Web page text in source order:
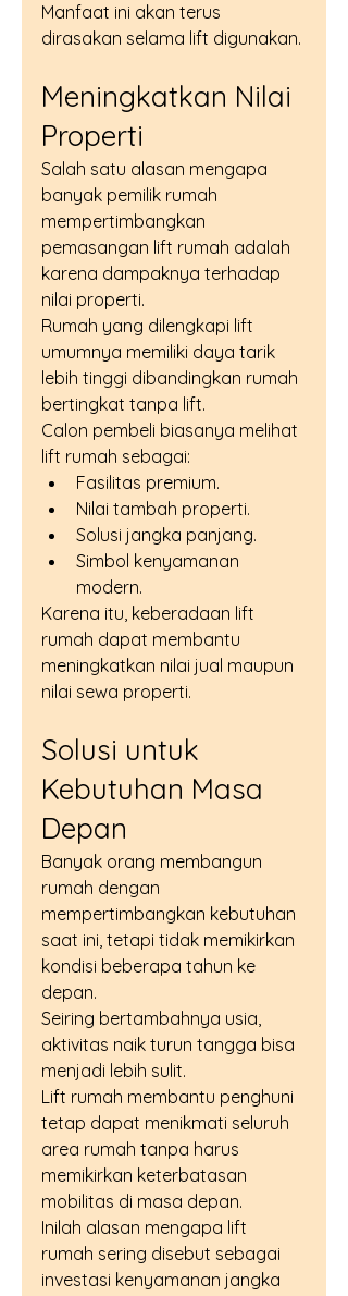
Manfaat ini akan terus
dirasakan selama lift digunakan.
Meningkatkan Nilai
Properti
Salah satu alasan mengapa
banyak pemilik rumah
mempertimbangkan
pemasangan lift rumah adalah
karena dampaknya terhadap
nilai properti.
Rumah yang dilengkapi lift
umumnya memiliki daya tarik
lebih tinggi dibandingkan rumah
bertingkat tanpa lift.
Calon pembeli biasanya melihat
lift rumah sebagai:
Fasilitas premium.
Nilai tambah properti.
Solusi jangka panjang.
Simbol kenyamanan
modern.
Karena itu, keberadaan lift
rumah dapat membantu
meningkatkan nilai jual maupun
nilai sewa properti.
Solusi untuk
Kebutuhan Masa
Depan
Banyak orang membangun
rumah dengan
mempertimbangkan kebutuhan
saat ini, tetapi tidak memikirkan
kondisi beberapa tahun ke
depan.
Seiring bertambahnya usia,
aktivitas naik turun tangga bisa
menjadi lebih sulit.
Lift rumah membantu penghuni
tetap dapat menikmati seluruh
area rumah tanpa harus
memikirkan keterbatasan
mobilitas di masa depan.
Inilah alasan mengapa lift
rumah sering disebut sebagai
investasi kenyamanan jangka